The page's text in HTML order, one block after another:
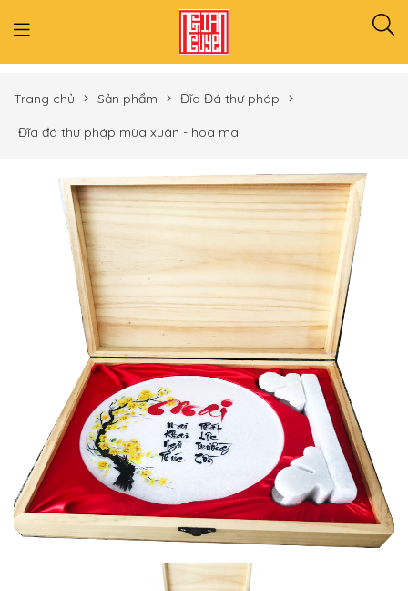
Trang chủ Sản phẩm Đĩa Đá thư pháp
Đĩa đá thư pháp mùa xuân - hoa mai